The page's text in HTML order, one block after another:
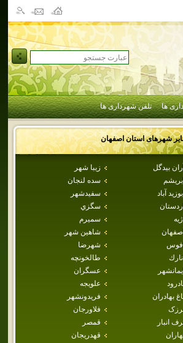
ها تلفن شهرداری ها
شهرهای استاناصفهان
آران بيدگل
زيبا شهر
ابريشم
سده لنجان
ابوزيد آباد
سفيدشهر
اردستان
سگزي
اژيه
سميرم
اصفهان
شاهين شهر
افوس
شهرضا
انارك
طالخونچه
ايمانشهر
عسگران
علويجه
بهادران
فريدونشهر
فلاورجان
انبار
قمصر
قهدريجان